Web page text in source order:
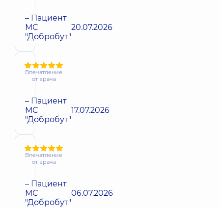
– Пациент
МС
"Добробут"
20.07.2026
Впечатление
от врача
– Пациент
МС
"Добробут"
17.07.2026
Впечатление
от врача
– Пациент
МС
"Добробут"
06.07.2026